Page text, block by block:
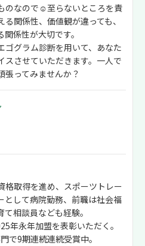
のなので☺至らないところを責
関係性、価値観が違っても、
係性が大切です。
ゴグラム診断を用いて、あなた
スさせていただきます。一人で
張ってみませんか？
格取得を進め、スポーツトレー
として病院勤務、前職は社会福
相談員なども経験。
年永年加盟を表彰いただく。
で9期連続連続受賞中。